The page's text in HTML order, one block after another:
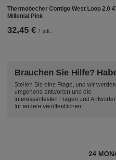
Thermobecher Contigo West Loop 2.0
Millenial Pink
32,45 € / stk.
Brauchen Sie Hilfe?
Stellen Sie eine Frage, und wir werden
umgehend antworten und die
interessantesten Fragen und Antworten
für andere veröffentlichen.
24